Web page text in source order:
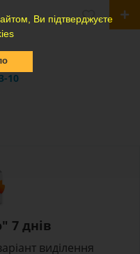
Ви підтверджуєте
7 днів
виділення
10